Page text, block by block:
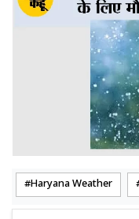
Haryana Weather